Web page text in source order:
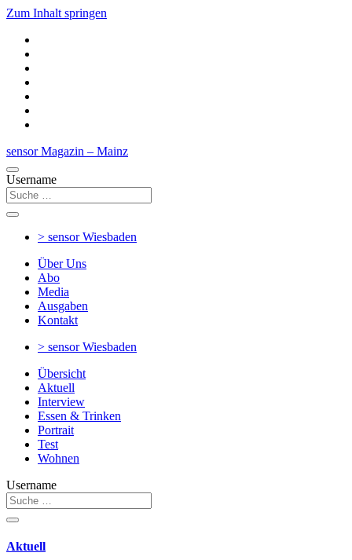
Zum Inhalt springen
sensor Magazin – Mainz
Username
> sensorWiesbaden
Über Uns
Abo
Media
Ausgaben
Kontakt
> sensorWiesbaden
Übersicht
Aktuell
Interview
Essen & Trinken
Portrait
Test
Wohnen
Username
Aktuell